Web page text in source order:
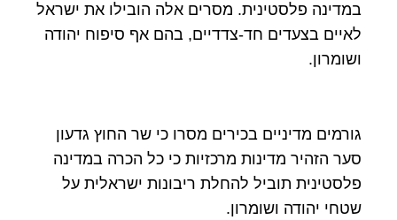
במדינה פלסטינית. מסרים אלה הובילו את ישראל
לאיים בצעדים חד-צדדיים, בהם אף סיפוח יהודה
ושומרון.
גורמים מדיניים בכירים מסרו כי שר החוץ גדעון
סער הזהיר מדינות מרכזיות כי כל הכרה במדינה
פלסטינית תוביל להחלת ריבונות ישראלית על
שטחי יהודה ושומרון.